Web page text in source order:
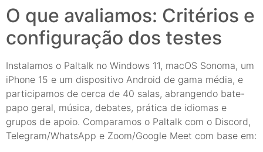
O que avaliamos: Critérios e
configuração dos testes
Instalamos o Paltalk no Windows 11, macOS Sonoma, um
iPhone 15 e um dispositivo Android de gama média, e
participamos de cerca de 40 salas, abrangendo bate-
papo geral, música, debates, prática de idiomas e
grupos de apoio. Comparamos o Paltalk com o Discord,
Telegram/WhatsApp e Zoom/Google Meet com base em: